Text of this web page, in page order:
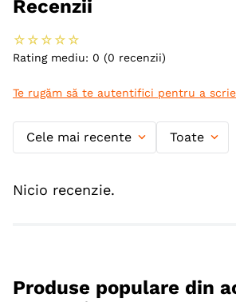
ingrediente de inalta calitate .
Cu prebiotice naturale pentru a
pulpa de cicoare ca sursa de
Recenzii
☆ ☆ ☆ ☆ ☆
Rating mediu: 0 (0 recenzii)
Te rugăm să te autentifici pentru a
Cele mai recente Toate
Nicio recenzie.
Produse populare din